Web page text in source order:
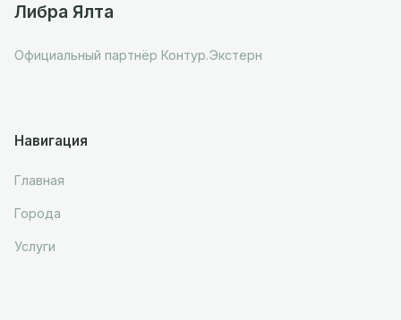
Либра Ялта
Официальный партнёр Контур.Экстерн
Навигация
Главная
Города
Услуги